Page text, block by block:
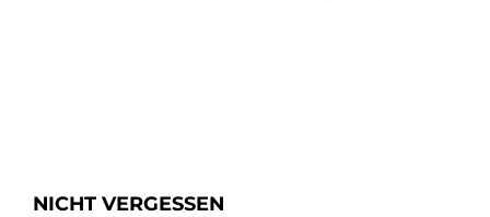
NICHT VERGESSEN